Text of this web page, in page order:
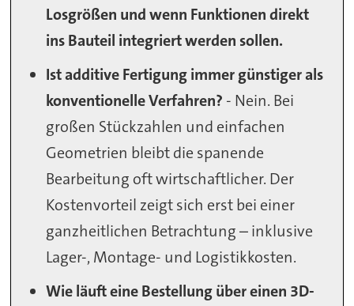
Losgrößen und wenn Funktionen direkt
ins Bauteil integriert werden sollen.
Ist additive Fertigung immer günstiger als
konventionelle Verfahren? - Nein. Bei
großen Stückzahlen und einfachen
Geometrien bleibt die spanende
Bearbeitung oft wirtschaftlicher. Der
Kostenvorteil zeigt sich erst bei einer
ganzheitlichen Betrachtung – inklusive
Lager-, Montage- und Logistikkosten.
Wie läuft eine Bestellung über einen 3D-